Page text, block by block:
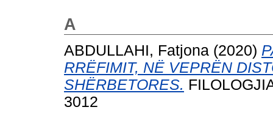
A
ABDULLAHI, Fatjona (2020)
RRËFIMIT, NË VEPRËN
SHËRBETORES.
3012